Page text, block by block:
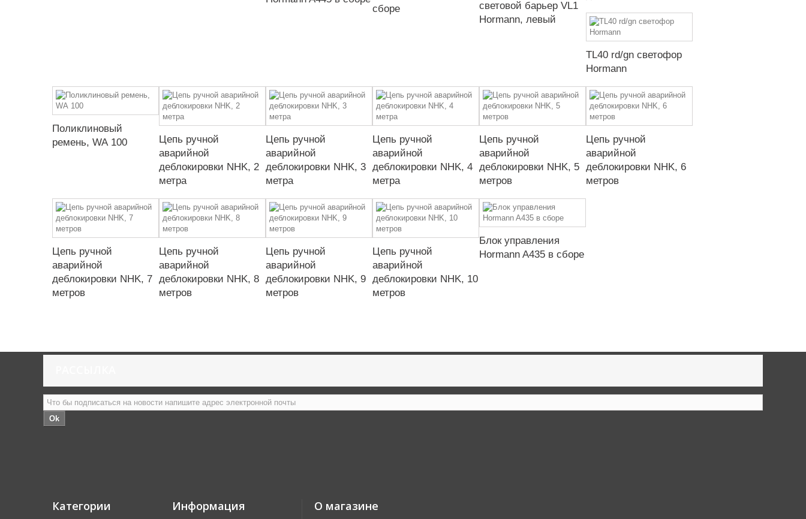
сборе
световой барьер VL1
Hormann, левый
TL40 rd/gn светофор
Hormann
Поликлиновый
ремень, WA 100
Цепь ручной
аварийной
деблокировки NHK, 2
метра
Цепь ручной
аварийной
деблокировки NHK, 3
метра
Цепь ручной
аварийной
деблокировки NHK, 4
метра
Цепь ручной
аварийной
деблокировки NHK, 5
метров
Цепь ручной
аварийной
деблокировки NHK, 6
метров
Цепь ручной
аварийной
деблокировки NHK, 7
метров
Цепь ручной
аварийной
деблокировки NHK, 8
метров
Цепь ручной
аварийной
деблокировки NHK, 9
метров
Цепь ручной
аварийной
деблокировки NHK, 10
метров
Блок управления
Hormann A435 в сборе
Ok
Категории Информация О магазине